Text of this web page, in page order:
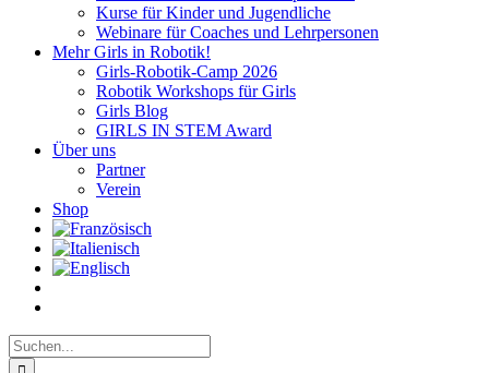
Kurse für Kinder und Jugendliche
Webinare für Coaches und Lehrpersonen
Mehr Girls in Robotik!
Girls-Robotik-Camp 2026
Robotik Workshops für Girls
Girls Blog
GIRLS IN STEM Award
Über uns
Partner
Verein
Shop
Suche
nach: